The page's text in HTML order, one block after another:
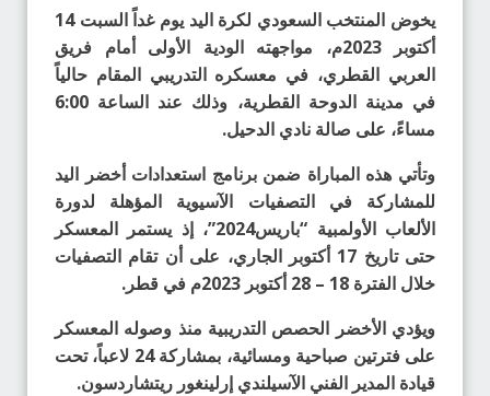
يخوض المنتخب السعودي لكرة اليد يوم غداً السبت 14
أكتوبر 2023م، مواجهته الودية الأولى أمام فريق
العربي القطري، في معسكره التدريبي المقام حالياً
في مدينة الدوحة القطرية، وذلك عند الساعة 6:00
مساءً، على صالة نادي الدحيل.
وتأتي هذه المباراة ضمن برنامج استعدادات أخضر اليد
للمشاركة في التصفيات الآسيوية المؤهلة لدورة
الألعاب الأولمبية “باريس2024”، إذ يستمر المعسكر
حتى تاريخ 17 أكتوبر الجاري، على أن تقام التصفيات
خلال الفترة 18 – 28 أكتوبر 2023م في قطر.
ويؤدي الأخضر الحصص التدريبية منذ وصوله المعسكر
على فترتين صباحية ومسائية، بمشاركة 24 لاعباً، تحت
قيادة المدير الفني الآسيلندي إرلينغور ريتشاردسون.